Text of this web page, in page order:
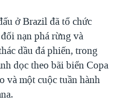
ở Brazil đã tổ chức
nạn phá rừng và
dầu đá phiến, trong
dọc theo bãi biển Copa
và một cuộc tuần hành